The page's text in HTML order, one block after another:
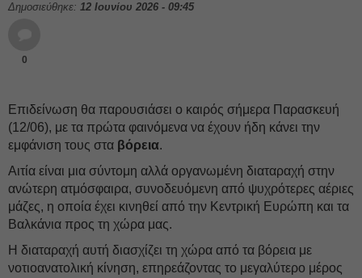
Δημοσιεύθηκε: 12 Ιουνίου 2026 - 09:45
0
Επιδείνωση θα παρουσιάσει ο καιρός σήμερα Παρασκευή
(12/06), με τα πρώτα φαινόμενα να έχουν ήδη κάνει την
εμφάνιση τους στα βόρεια.
Αιτία είναι μια σύντομη αλλά οργανωμένη διαταραχή στην
ανώτερη ατμόσφαιρα, συνοδευόμενη από ψυχρότερες αέριες
μάζες, η οποία έχει κινηθεί από την Κεντρική Ευρώπη και τα
Βαλκάνια προς τη χώρα μας.
Η διαταραχή αυτή διασχίζει τη χώρα από τα βόρεια με
νοτιοανατολική κίνηση, επηρεάζοντας το μεγαλύτερο μέρος